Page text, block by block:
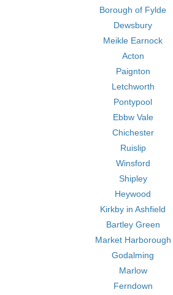
Borough of Fylde
Dewsbury
Meikle Earnock
Acton
Paignton
Letchworth
Pontypool
Ebbw Vale
Chichester
Ruislip
Winsford
Shipley
Heywood
Kirkby in Ashfield
Bartley Green
Market Harborough
Godalming
Marlow
Ferndown